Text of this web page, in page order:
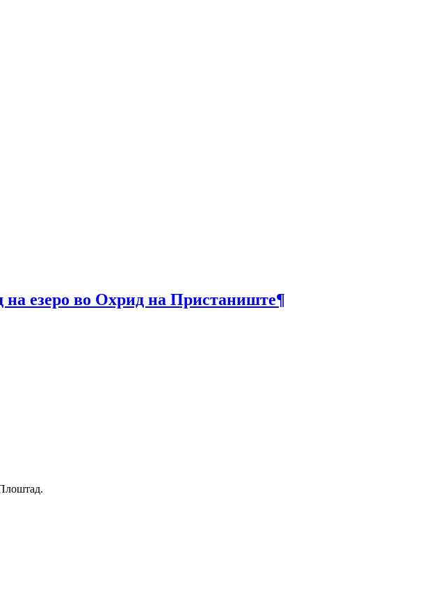
на езеро во Охрид на Пристаниште¶